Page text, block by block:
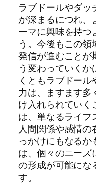
ラブドールやダ
が深まるにつれ、
ーマに興味を持つ
う。今後もこの領
発信が進むことが
う変わっていく
くともラブドー
力は、ますます多
け入れられていく
は、単なるライフ
人間関係や感情の
っかけにもなる
は、個々のニーズ
の形成が可能にな
す。